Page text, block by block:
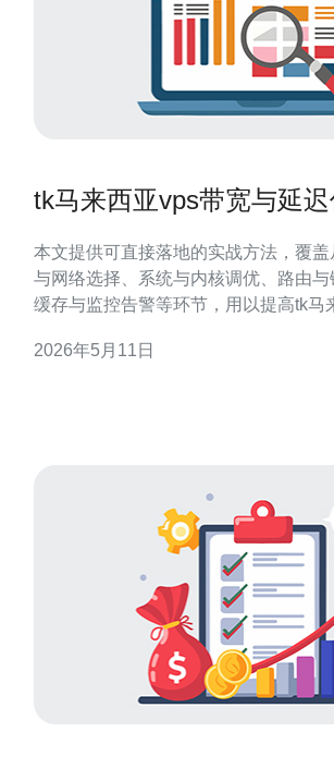
tk马来西亚vps带宽与延
本文提供可直接落地的实战方法，覆盖
与网络选择、系统与内核调优、路由
缓存与监控告警等环节，用以提高tk马
便于运维或开发团队快速实践。 带宽需要多少，该怎么估
2026年5月11日